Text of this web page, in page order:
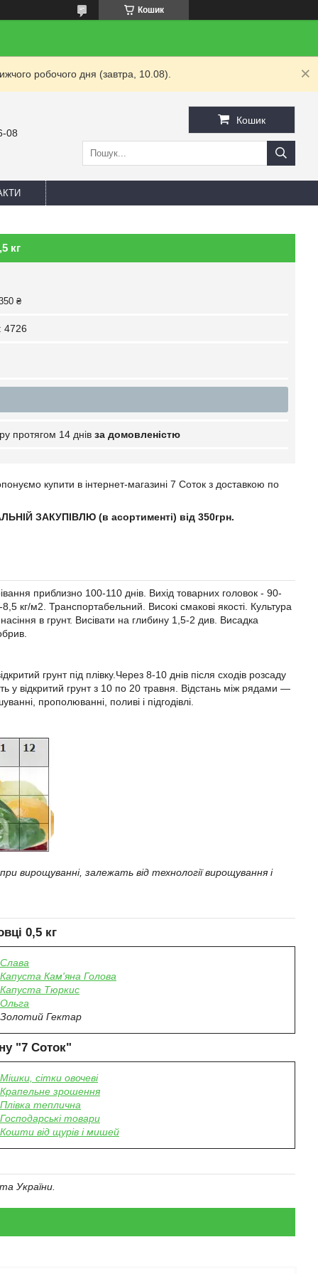
Кошик
робочого дня (завтра, 10.08).
08
Кошик
кг
₴
4726
протягом 14 днів за домовленістю
купити в інтернет-магазині 7 Соток з доставкою по
ЗАКУПІВЛЮ (в асортименті) від 350грн.
приблизно 100-110 днів. Вихід товарних головок - 90-
кг/м2. Транспортабельний. Високі смакові якості. Культура
в грунт. Висівати на глибину 1,5-2 див. Висадка
грунт під плівку.Через 8-10 днів після сходів розсаду
у відкритий грунт з 10 по 20 травня. Відстань між рядами ―
прополюванні, поливі і підгодівлі.
вирощуванні, залежать від технології вирощування і
0,5 кг
Слава
Капуста Кам'яна Голова
Капуста Тюркис
Ольга
Золотий Гектар
"7 Соток"
Мішки, сітки овочеві
Крапельне зрошення
Плівка теплична
Господарські товари
Кошти від щурів і мишей
України.